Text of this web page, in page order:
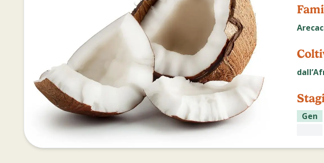
Gen